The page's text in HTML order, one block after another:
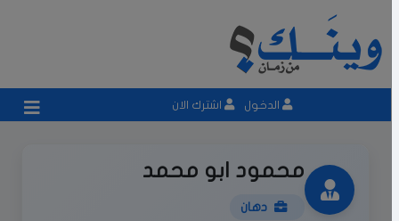
الدخول اشترك الان
محمود ابو محمد
دهان